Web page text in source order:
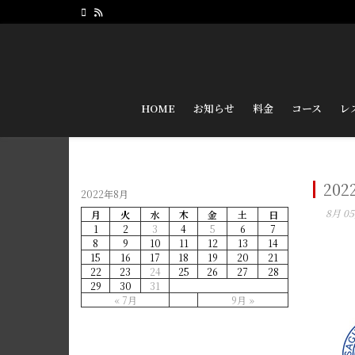
HOME お知らせ 料金 コース レ
8月
2022年8月
月
火 水 木 金 土 日
« 7月 9月 »
1 2 3 4 5 6
7
8
9 10 11 12 13
14
15
16 17 18 19 20
21
22
23 24 25 26 27
28
29
30 31